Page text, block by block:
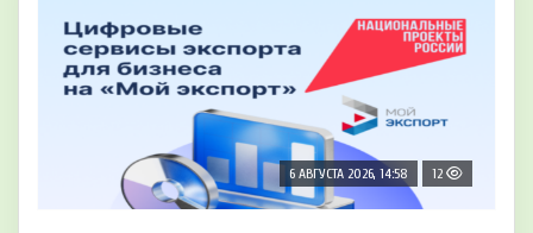
6 АВГУСТА 2026, 14:58 12